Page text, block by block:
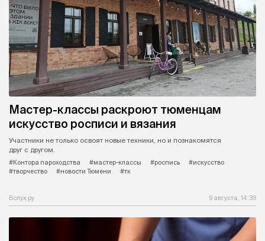
Мастер-классы раскроют тюменцам
искусство росписи и вязания
Участники не только освоят новые техники, но и познакомятся
друг с другом.
#Контора пароходства
#мастер-классы #роспись
#искусство
#творчество
#новости Тюмени #тк
Вслух.ру 9 августа, 14:39